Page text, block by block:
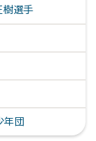
選手
年団